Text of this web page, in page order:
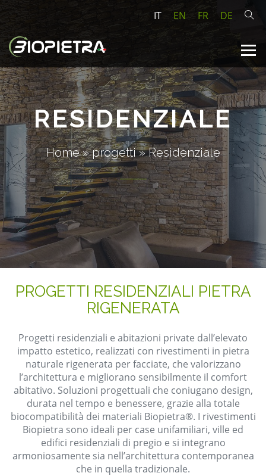
IT EN FR DE
RESIDENZIALE
Home»progetti»Residenziale
PROGETTI RESIDENZIALI PIETRA
RIGENERATA
Progetti residenziali e abitazioni private dall’elevato
impatto estetico, realizzati con rivestimenti in pietra
naturale rigenerata per facciate, che valorizzano
l’architettura e migliorano sensibilmente il comfort
abitativo. Soluzioni progettuali che coniugano design,
durata nel tempo e benessere, grazie alla totale
biocompatibilità dei materiali Biopietra®. I rivestimenti
Biopietra sono ideali per case unifamiliari, ville ed
edifici residenziali di pregio e si integrano
armoniosamente sia nell’architettura contemporanea
che in quella tradizionale.